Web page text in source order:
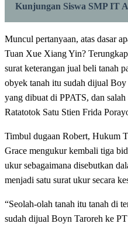
Kunjungan Siswa SMP IT
Muncul pertanyaan, atas dasar
Tuan Xue Xiang Yin?
surat keterangan jual beli tanah
obyek tanah itu sudah dijual
yang dibuat di PPATS, dan
Ratatotok Satu Stien Frida
Timbul dugaan Robert, Hukum
Grace mengukur kembali tiga
ukur sebagaimana disebutkan
menjadi satu surat ukur secara
“Seolah-olah tanah itu tanah di
sudah dijual Boyn Taroreh ke